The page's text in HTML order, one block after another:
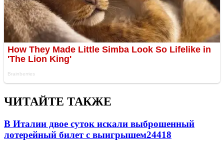
ЧИТАЙТЕ ТАКЖЕ
В Италии двое суток искали выброшенный
лотерейный билет с выигрышем24418